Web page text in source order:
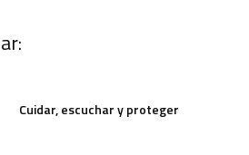
Cuidar, escuchar y proteger